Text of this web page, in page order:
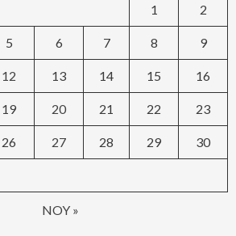
NOY »
1 2
5 6 7 8 9
12 13 14 15 16
19 20 21 22 23
26 27 28 29 30